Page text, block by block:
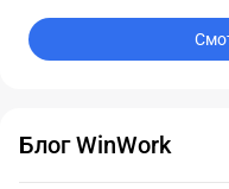
Блог WinWork